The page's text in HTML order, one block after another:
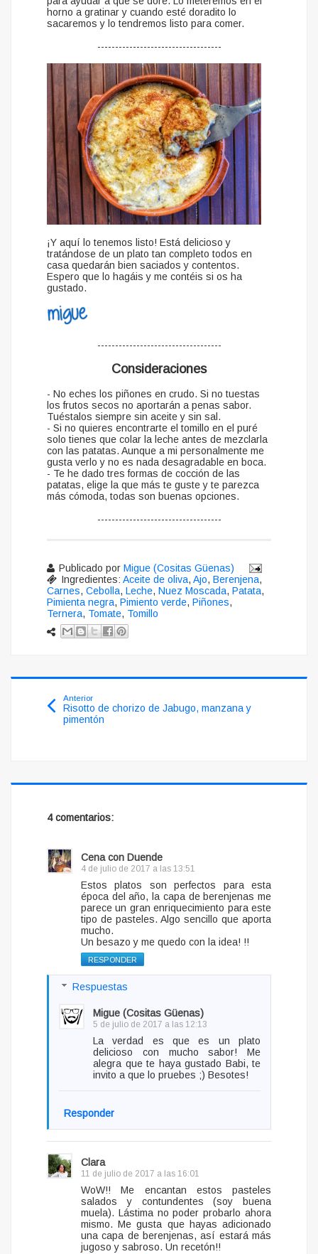
horno a gratinar y cuando esté doradito lo
sacaremos y lo tendremos listo para comer.
-----------------------------------
¡Y aquí lo tenemos listo! Está delicioso y
tratándose de un plato tan completo todos en
casa quedarán bien saciados y contentos.
Espero que lo hagáis y me contéis si os ha
gustado.
-----------------------------------
Consideraciones
- No eches los piñones en crudo. Si no tuestas
los frutos secos no aportarán a penas sabor.
Tuéstalos siempre sin aceite y sin sal.
- Si no quieres encontrarte el tomillo en el puré
solo tienes que colar la leche antes de mezclarla
con las patatas. Aunque a mi personalmente me
gusta verlo y no es nada desagradable en boca.
- Te he dado tres formas de cocción de las
patatas, elige la que más te guste y te parezca
más cómoda, todas son buenas opciones.
-----------------------------------
Publicado por Migue (Cositas Güenas)
Ingredientes: Aceite de oliva, Ajo, Berenjena,
Carnes, Cebolla, Leche, Nuez Moscada, Patata,
Pimienta negra, Pimiento verde, Piñones,
Ternera, Tomate, Tomillo
Anterior
Risotto de chorizo de Jabugo, manzana y
pimentón
4 comentarios:
Cena con Duende
4 de julio de 2017 a las 13:51
Estos platos son perfectos para esta
época del año, la capa de berenjenas me
parece un gran enriquecimiento para este
tipo de pasteles. Algo sencillo que aporta
mucho.
Un besazo y me quedo con la idea! !!
RESPONDER
Respuestas
Migue (Cositas Güenas)
5 de julio de 2017 a las 12:13
La verdad es que es un plato
delicioso con mucho sabor! Me
alegra que te haya gustado Babi, te
invito a que lo pruebes ;) Besotes!
Responder
Clara
11 de julio de 2017 a las 16:01
WoW!! Me encantan estos pasteles
salados y contundentes (soy buena
muela). Lástima no poder probarlo ahora
mismo. Me gusta que hayas adicionado
una capa de berenjenas, así estará más
jugoso y sabroso. Un recetón!!